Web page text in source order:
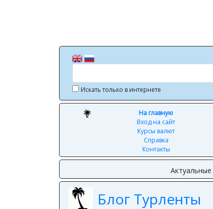
Искать только в интернете
На главную
Вход на сайт
Курсы валют
Справка
Контакты
Актуальные
Блог Турленты